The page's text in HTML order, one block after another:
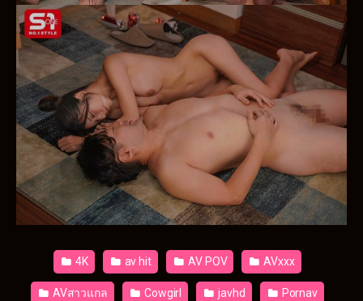
4K av hit AV POV AVxxx
AVสาวแกล Cowgirl javhd Pornav